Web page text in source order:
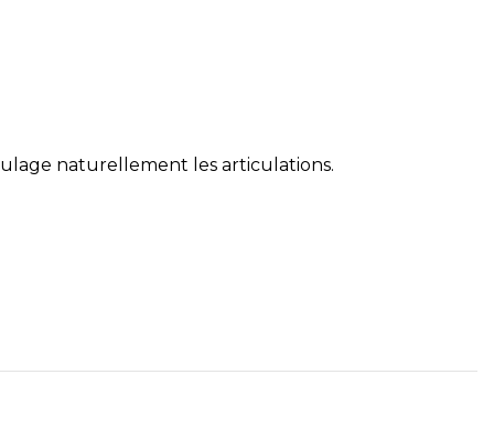
naturellement les articulations.